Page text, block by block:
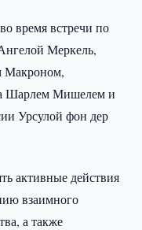
время встречи по
Меркель,
Макроном,
Шарлем Мишелем и
Урсулой фон дер
активные действия
взаимного
а также